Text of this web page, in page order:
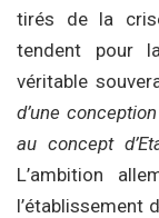
tirés de la
tendent pour
véritable
d’une
au concept
L’ambition
l’établissement